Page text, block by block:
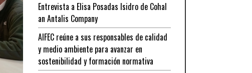
Entrevista a Elisa Posadas Isidro de Cohal
an Antalis Company
AIFEC reúne a sus responsables de calidad
y medio ambiente para avanzar en
sostenibilidad y formación normativa